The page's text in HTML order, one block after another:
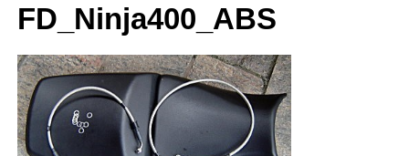
FD_Ninja400_ABS